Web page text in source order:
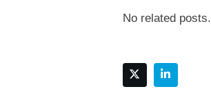
No related posts.